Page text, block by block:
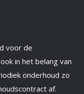
voor de
in het belang van
onderhoud zo
af.